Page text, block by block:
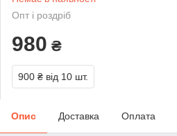
Опт і роздріб
980 ₴
900 ₴ від 10 шт.
Опис Доставка Оплата